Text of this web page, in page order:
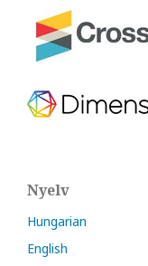
Nyelv
Hungarian
English